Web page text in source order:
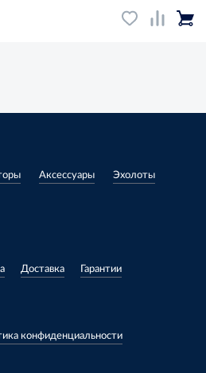
Аксессуары Эхолоты
Доставка Гарантии
конфиденциальности